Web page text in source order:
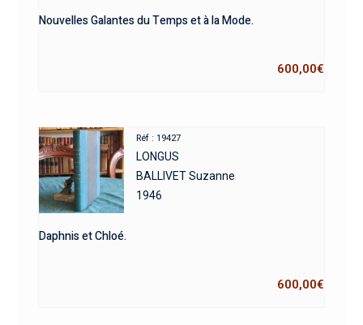
Nouvelles Galantes du Temps et à la Mode.
600,00€
Réf : 19427
LONGUS
BALLIVET Suzanne
1946
Daphnis et Chloé.
600,00€